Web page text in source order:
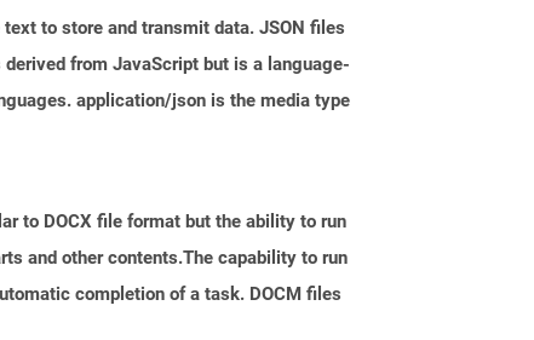
to store and transmit data. JSON files
from JavaScript but is a language-
application/json is the media type
to DOCX file format but the ability to run
and other contents.The capability to run
completion of a task. DOCM files